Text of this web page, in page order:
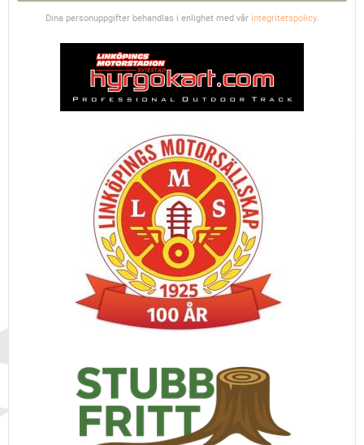
Dina personuppgifter behandlas i enlighet med vår integritetspolicy.